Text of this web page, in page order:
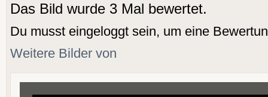
Das Bild wurde 3 Mal bewertet.
Du musst eingeloggt sein, um eine
Weitere Bilder von